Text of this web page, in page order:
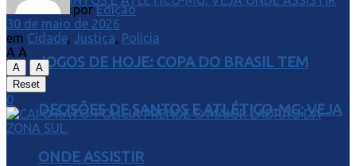
JOGOS DE HOJE: COPA DO BRASIL TEM
DECISÕES DE SANTOS E ATLÉTICO-MG; VEJA
ONDE ASSISTIR
por Edição
30 de maio de 2026
em Cidade, Justiça, Polícia
A A
A
A
Reset
0